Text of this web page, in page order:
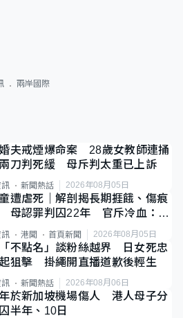
兩岸國際
夫戒煙爆命案 28歲女教師連捅
刀判死緩 母斥判太重已上訴
新聞熱話 2026年08月05日
遭虐死｜解剖揭長期捱餓、傷痕
母認罪判囚22年 官斥冷血：同
惡劣
港聞 首頁新聞 2026年08月05日
不點名」談粉絲越界 日女死忠
狙擊 掛繩開直播道歉後輕生
新聞熱話 2026年08月06日
於新加坡機場傷人 港人母子分
半年、10日